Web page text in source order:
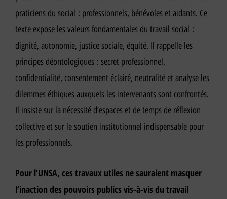
praticiens du social : professionnels, bénévoles et aidants. Ce
texte expose les valeurs fondamentales du travail social :
dignité, autonomie, justice sociale, équité. Il rappelle les
principes déontologiques : secret professionnel,
confidentialité, consentement éclairé, neutralité et analyse les
dilemmes éthiques auxquels les intervenants sont confrontés.
Il insiste sur la nécessité d’espaces et de temps de réflexion
collective et sur le soutien institutionnel indispensable pour
les professionnels.
Pour l’UNSA, ces travaux utiles ne sauraient masquer
l’inaction des pouvoirs publics vis-à-vis du travail